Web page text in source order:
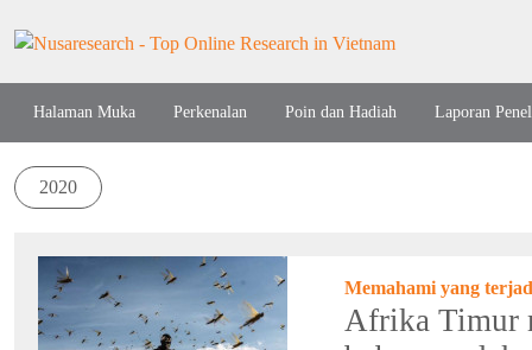
Halaman Muka Perkenalan Poin dan Hadiah Laporan
2020
Memahami yang
Afrika Timur